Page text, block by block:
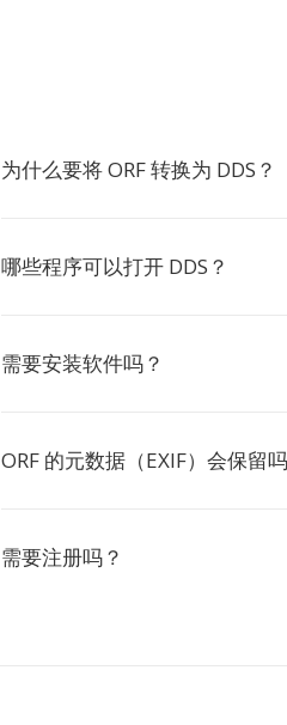
为什么要将 ORF 转换为 DDS？
哪些程序可以打开 DDS？
需要安装软件吗？
ORF 的元数据（EXIF）会保留
需要注册吗？